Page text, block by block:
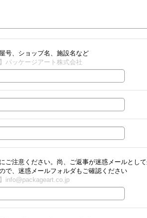
号、ショップ名、施設名など
】パッケージアート株式会社
ご注意ください。尚、ご返事が迷惑メールとし
で、迷惑メールフォルダもご確認ください
】info@packageart.co.jp